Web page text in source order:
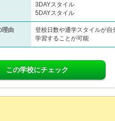
3DAYスタイル
5DAYスタイル
理由
登校日数や通学スタイルが
学習することが可能
この学校にチェック